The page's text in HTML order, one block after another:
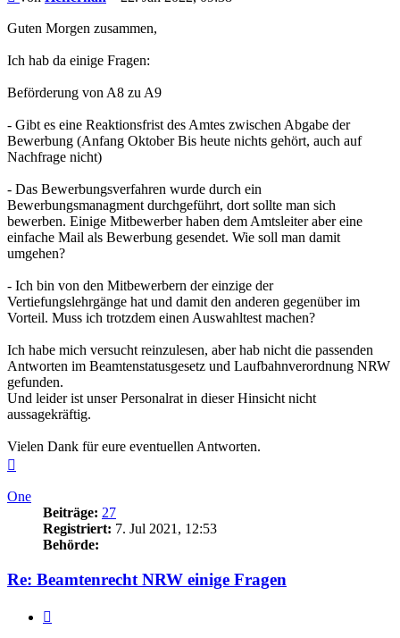
Guten Morgen zusammen,
Ich hab da einige Fragen:
Beförderung von A8 zu A9
- Gibt es eine Reaktionsfrist des Amtes zwischen Abgabe der
Bewerbung (Anfang Oktober Bis heute nichts gehört, auch auf
Nachfrage nicht)
- Das Bewerbungsverfahren wurde durch ein
Bewerbungsmanagment durchgeführt, dort sollte man sich
bewerben. Einige Mitbewerber haben dem Amtsleiter aber eine
einfache Mail als Bewerbung gesendet. Wie soll man damit
umgehen?
- Ich bin von den Mitbewerbern der einzige der
Vertiefungslehrgänge hat und damit den anderen gegenüber im
Vorteil. Muss ich trotzdem einen Auswahltest machen?
Ich habe mich versucht reinzulesen, aber hab nicht die passenden
Antworten im Beamtenstatusgesetz und Laufbahnverordnung NRW
gefunden.
Und leider ist unser Personalrat in dieser Hinsicht nicht
aussagekräftig.
Vielen Dank für eure eventuellen Antworten.
One
Beiträge: 27
Registriert: 7. Jul 2021, 12:53
Behörde:
Re: Beamtenrecht NRW einige Fragen